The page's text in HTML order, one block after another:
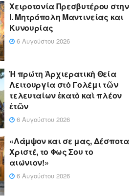
Xειροτονία Πρεσβυτέρου στην
Ι. Μητρόπολη Μαντινείας και
Κυνουρίας
6 Αυγούστου 2026
Ἡ πρώτη Ἀρχιερατικὴ Θεία
Λειτουργία στὸ Γολέμι τῶν
τελευταίων ἑκατὸ καὶ πλέον
ἐτῶν
6 Αυγούστου 2026
«Λάμψον και σε μας, Δέσποτα
Χριστέ, το Φως Σου το
αιώνιον!»
6 Αυγούστου 2026